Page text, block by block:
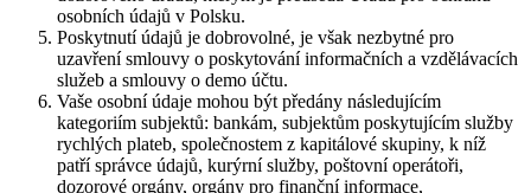
osobních údajů v Polsku.
Poskytnutí údajů je dobrovolné, je však nezbytné pro
uzavření smlouvy o poskytování informačních a vzdělávacích
služeb a smlouvy o demo účtu.
Vaše osobní údaje mohou být předány následujícím
kategoriím subjektů: bankám, subjektům poskytujícím služby
rychlých plateb, společnostem z kapitálové skupiny, k níž
patří správce údajů, kurýrní služby, poštovní operátoři,
dozorové orgány, orgány pro finanční informace,